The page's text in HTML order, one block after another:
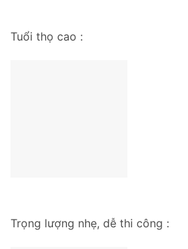
Tuổi thọ cao :
Trọng lượng nhẹ, dễ thi công :